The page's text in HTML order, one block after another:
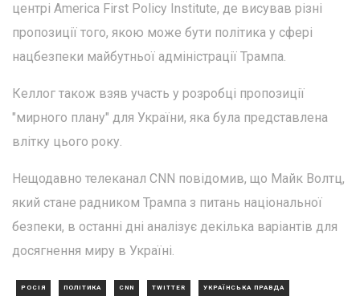
центрі America First Policy Institute, де висував різні
пропозиції того, якою може бути політика у сфері
нацбезпеки майбутньої адміністрації Трампа.
Келлог також взяв участь у розробці пропозиції
"мирного плану" для України, яка була представлена
влітку цього року.
Нещодавно телеканал CNN повідомив, що Майк Волтц,
який стане радником Трампа з питань національної
безпеки, в останні дні аналізує декілька варіантів для
досягнення миру в Україні.
РОСІЯ ПОЛІТИКА CNN TWITTER УКРАЇНСЬКА ПРАВДА